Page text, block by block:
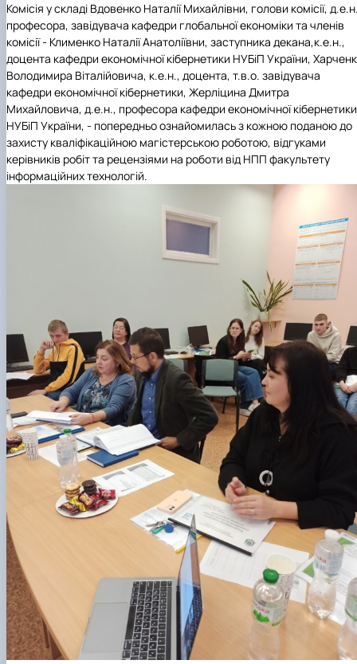
Комісія у складі Вдовенко Наталії Михайлівни, голови комісії,
професора, завідувача кафедри глобальної економіки та членів
комісії - Клименко Наталії Анатоліївни, заступника декана,к.е.н.,
доцента кафедри економічної кібернетики НУБіП України,
Володимира Віталійовича, к.е.н., доцента, т.в.о. завідувача
кафедри економічної кібернетики, Жерліцина Дмитра
Михайловича, д.е.н., професора кафедри економічної кібернетики
НУБіП України, - попередньо ознайомилась з кожною поданою до
захисту кваліфікаційною магістерською роботою, відгуками
керівників робіт та рецензіями на роботи від НПП факультету
інформаційних технологій.